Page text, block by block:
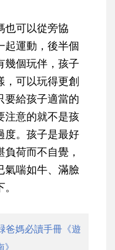
也可以從旁協
起運動，後半個
幾個玩伴，孩子
，可以玩得更創
要給孩子適當的
注意的就不是孩
度。孩子是最好
荷而不自覺，
氣喘如牛、滿臉
爸媽必讀手冊《遊